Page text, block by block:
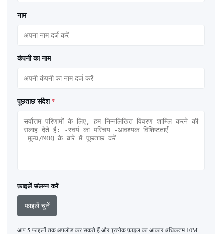
नाम
कंपनी का नाम
पूछताछ संदेश *
फ़ाइलें संलग्न करें
फ़ाइलें चुनें
आप 5 फ़ाइलों तक अपलोड कर सकते हैं और प्रत्येक फ़ाइल का आकार अधिकतम 10M